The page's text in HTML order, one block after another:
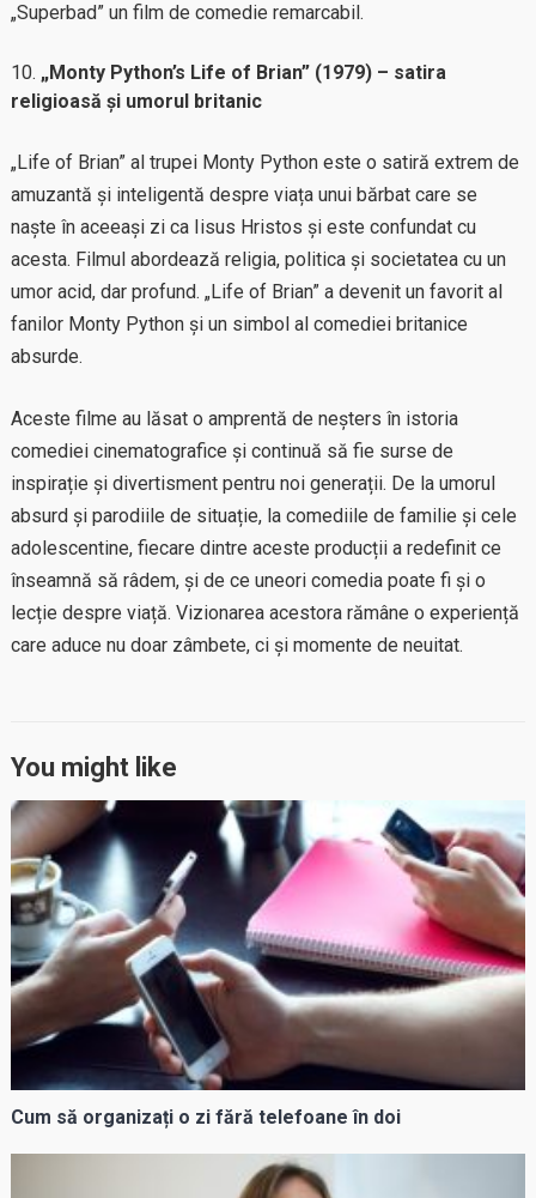
„Superbad” un film de comedie remarcabil.
„Monty Python’s Life of Brian” (1979) – satira
religioasă și umorul britanic
„Life of Brian” al trupei Monty Python este o satiră extrem de
amuzantă și inteligentă despre viața unui bărbat care se
naște în aceeași zi ca Iisus Hristos și este confundat cu
acesta. Filmul abordează religia, politica și societatea cu un
umor acid, dar profund. „Life of Brian” a devenit un favorit al
fanilor Monty Python și un simbol al comediei britanice
absurde.
Aceste filme au lăsat o amprentă de neșters în istoria
comediei cinematografice și continuă să fie surse de
inspirație și divertisment pentru noi generații. De la umorul
absurd și parodiile de situație, la comediile de familie și cele
adolescentine, fiecare dintre aceste producții a redefinit ce
înseamnă să râdem, și de ce uneori comedia poate fi și o
lecție despre viață. Vizionarea acestora rămâne o experiență
care aduce nu doar zâmbete, ci și momente de neuitat.
You might like
Cum să organizați o zi fără telefoane în doi